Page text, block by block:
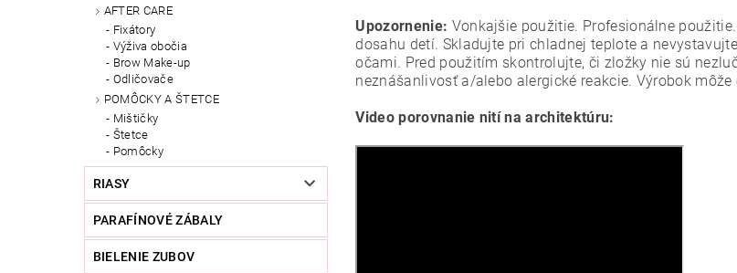
AFTER CARE
Fixátory
Výživa obočia
Brow Make-up
Odličovače
POMÔCKY A ŠTETCE
Mištičky
Štetce
Pomôcky
RIASY
PARAFÍNOVÉ ZÁBALY
BIELENIE ZUBOV
Upozornenie: Vonkajšie použitie. Profesionálne
dosahu detí. Skladujte pri chladnej teplote a
očami. Pred použitím skontrolujte, či zložky nie sú
neznášanlivosť a/alebo alergické reakcie. Výrobok
Videoporovnanie nití na architektúru: